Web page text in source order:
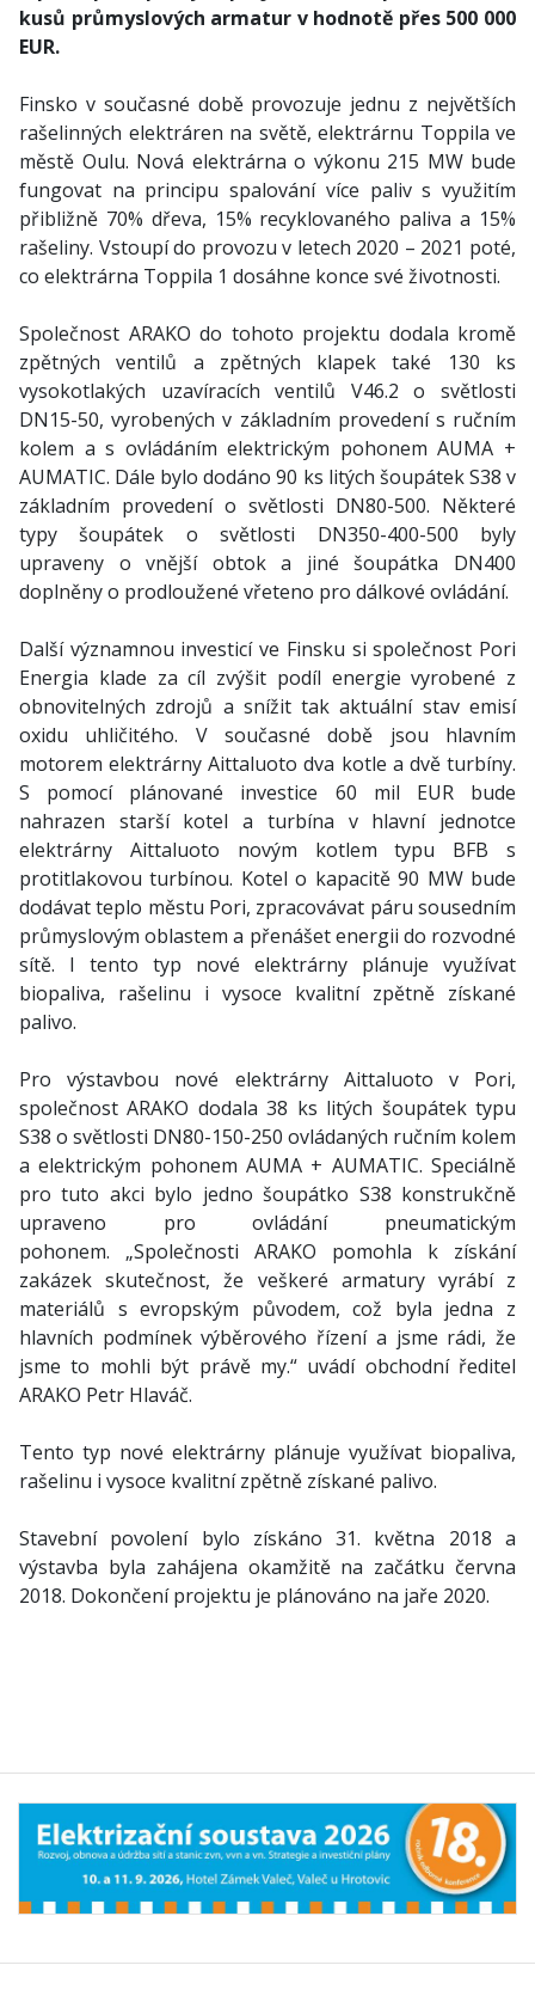
kusů průmyslových armatur v hodnotě přes 500 000
EUR.
Finsko v současné době provozuje jednu z největších
rašelinných elektráren na světě, elektrárnu Toppila ve
městě Oulu. Nová elektrárna o výkonu 215 MW bude
fungovat na principu spalování více paliv s využitím
přibližně 70% dřeva, 15% recyklovaného paliva a 15%
rašeliny. Vstoupí do provozu v letech 2020 – 2021 poté,
co elektrárna Toppila 1 dosáhne konce své životnosti.
Společnost ARAKO do tohoto projektu dodala kromě
zpětných ventilů a zpětných klapek také 130 ks
vysokotlakých uzavíracích ventilů V46.2 o světlosti
DN15-50, vyrobených v základním provedení s ručním
kolem a s ovládáním elektrickým pohonem AUMA +
AUMATIC. Dále bylo dodáno 90 ks litých šoupátek S38 v
základním provedení o světlosti DN80-500. Některé
typy šoupátek o světlosti DN350-400-500 byly
upraveny o vnější obtok a jiné šoupátka DN400
doplněny o prodloužené vřeteno pro dálkové ovládání.
Další významnou investicí ve Finsku si společnost Pori
Energia klade za cíl zvýšit podíl energie vyrobené z
obnovitelných zdrojů a snížit tak aktuální stav emisí
oxidu uhličitého. V současné době jsou hlavním
motorem elektrárny Aittaluoto dva kotle a dvě turbíny.
S pomocí plánované investice 60 mil EUR bude
nahrazen starší kotel a turbína v hlavní jednotce
elektrárny Aittaluoto novým kotlem typu BFB s
protitlakovou turbínou. Kotel o kapacitě 90 MW bude
dodávat teplo městu Pori, zpracovávat páru sousedním
průmyslovým oblastem a přenášet energii do rozvodné
sítě. I tento typ nové elektrárny plánuje využívat
biopaliva, rašelinu i vysoce kvalitní zpětně získané
palivo.
Pro výstavbou nové elektrárny Aittaluoto v Pori,
společnost ARAKO dodala 38 ks litých šoupátek typu
S38 o světlosti DN80-150-250 ovládaných ručním kolem
a elektrickým pohonem AUMA + AUMATIC. Speciálně
pro tuto akci bylo jedno šoupátko S38 konstrukčně
upraveno pro ovládání pneumatickým
pohonem. „Společnosti ARAKO pomohla k získání
zakázek skutečnost, že veškeré armatury vyrábí z
materiálů s evropským původem, což byla jedna z
hlavních podmínek výběrového řízení a jsme rádi, že
jsme to mohli být právě my.“ uvádí obchodní ředitel
ARAKO Petr Hlaváč.
Tento typ nové elektrárny plánuje využívat biopaliva,
rašelinu i vysoce kvalitní zpětně získané palivo.
Stavební povolení bylo získáno 31. května 2018 a
výstavba byla zahájena okamžitě na začátku června
2018. Dokončení projektu je plánováno na jaře 2020.